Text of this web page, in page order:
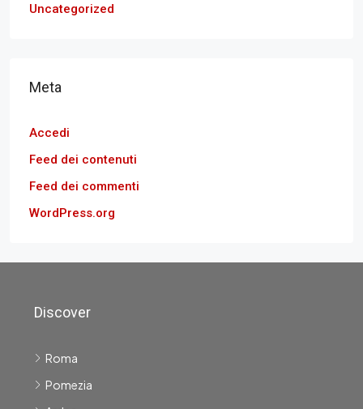
Uncategorized
Meta
Accedi
Feed dei contenuti
Feed dei commenti
WordPress.org
Discover
Roma
Pomezia